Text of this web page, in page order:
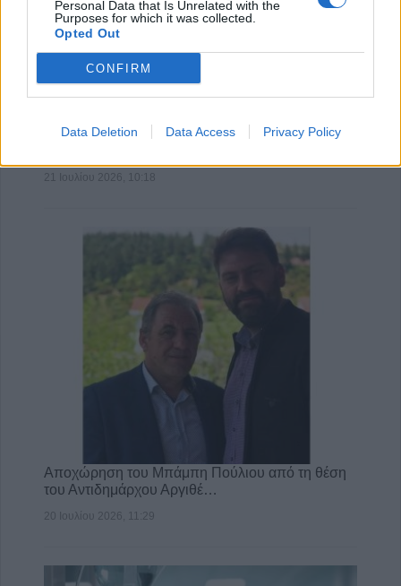
Personal Data that Is Unrelated with the
Purposes for which it was collected.
Opted Out
CONFIRM
Data Deletion Data Access Privacy Policy
Υγεία: Ο θόρυβος των δρόμων αυξάνει τον
21 Ιουλίου 2026, 10:18
Αποχώρηση του Μπάμπη Πούλιου από τη θέση
του Αντιδημάρχου Αργιθέ…
20 Ιουλίου 2026, 11:29